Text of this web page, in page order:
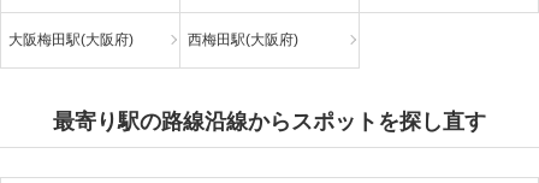
大阪梅田駅(大阪府) 西梅田駅(大阪府)
最寄り駅の路線沿線からスポットを探し直す